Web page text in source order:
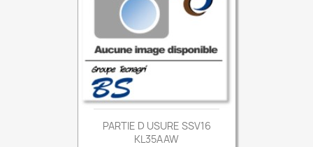
PARTIE D USURE SSV16
KL35AAW